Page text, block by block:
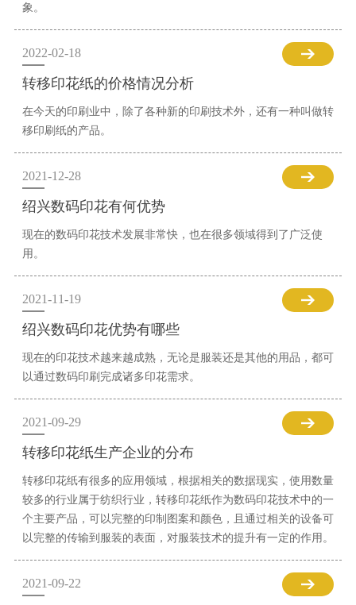
象。
2022-02-18
转移印花纸的价格情况分析
在今天的印刷业中，除了各种新的印刷技术外，还有一种叫做转
移印刷纸的产品。
2021-12-28
绍兴数码印花有何优势
现在的数码印花技术发展非常快，也在很多领域得到了广泛使
用。
2021-11-19
绍兴数码印花优势有哪些
现在的印花技术越来越成熟，无论是服装还是其他的用品，都可
以通过数码印刷完成诸多印花需求。
2021-09-29
转移印花纸生产企业的分布
转移印花纸有很多的应用领域，根据相关的数据现实，使用数量
较多的行业属于纺织行业，转移印花纸作为数码印花技术中的一
个主要产品，可以完整的印制图案和颜色，且通过相关的设备可
以完整的传输到服装的表面，对服装技术的提升有一定的作用。
2021-09-22